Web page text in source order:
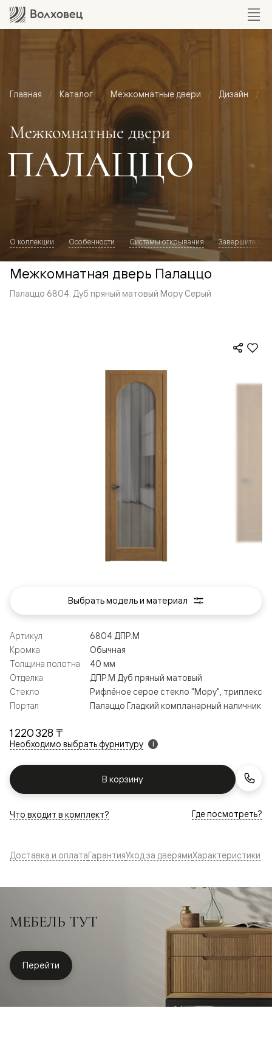
Главная Каталог Межкомнатные двери Дизайн
Межкомнатные двери
ПАЛАЦЦО
О коллекции Особенности Системы открывания Завершите
Межкомнатная дверь Палаццо
Палаццо 6804. Дуб пряный матовый Мору Серый
1 220 328 ₸
Необходимо выбрать фурнитуру i
В корзину
Артикул
6804 ДПР.М
Кромка
Обычная
Толщина полотна
40 мм
Отделка
ДПР.М Дуб пряный матовый
Стекло
Рифлёное серое стекло "Мору", триплекс
Портал
Палаццо Гладкий компланарный наличник
Что входит в комплект? Где посмотреть?
Выбрать модель и материал
Доставка и оплатаГарантияУход за дверямиХарактеристики
МЕБЕЛЬ ТУТ
Перейти